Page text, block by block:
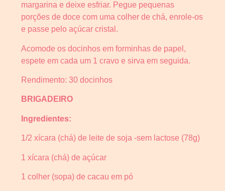
margarina e deixe esfriar. Pegue pequenas
porções de doce com uma colher de chá, enrole-os
e passe pelo açúcar cristal.
Acomode os docinhos em forminhas de papel,
espete em cada um 1 cravo e sirva em seguida.
Rendimento: 30 docinhos
BRIGADEIRO
Ingredientes:
1/2 xícara (chá) de leite de soja -sem lactose (78g)
1 xícara (chá) de açúcar
1 colher (sopa) de cacau em pó